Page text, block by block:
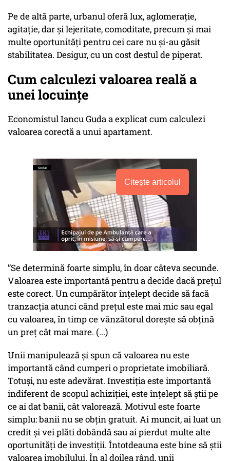
Pe de altă parte, urbanul oferă lux, aglomerație,
agitație, dar și lejeritate, comoditate, precum și mai
multe oportunități pentru cei care nu și-au găsit
stabilitatea. Desigur, cu un cost destul de piperat.
Cum calculezi valoarea reală a
unei locuințe
Economistul Iancu Guda a explicat cum calculezi
valoarea corectă a unui apartament.
Citește articolul
”Se determină foarte simplu, în doar câteva secunde.
Valoarea este importantă pentru a decide dacă prețul
este corect. Un cumpărător înțelept decide să facă
tranzacția atunci când prețul este mai mic sau egal
cu valoarea, în timp ce vânzătorul dorește să obțină
un preț cât mai mare. (...)
Unii manipulează și spun că valoarea nu este
importantă când cumperi o proprietate imobiliară.
Totuși, nu este adevărat. Investiția este importantă
indiferent de scopul achiziției, este înțelept să știi pe
ce ai dat banii, cât valorează. Motivul este foarte
simplu: banii nu se obțin gratuit. Ai muncit, ai luat un
credit și vei plăti dobândă sau ai pierdut multe alte
oportunități de investiții. Întotdeauna este bine să știi
valoarea imobilului. În al doilea rând, unii